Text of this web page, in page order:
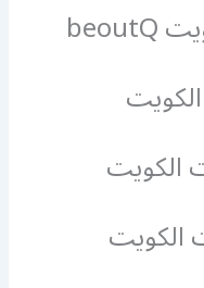
رسيفر بي اوت الكويت beoutQ
الكويت
الكويت